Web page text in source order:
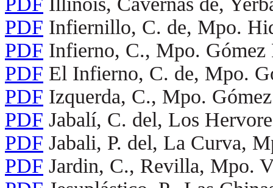
PDF Infiernillo, C. de, Mpo.
PDF Infierno, C., Mpo. Gómez
PDF El Infierno, C. de, Mpo.
PDF Izquerda, C., Mpo.
PDF Jabalí, C. del, Los
PDF Jabali, P. del, La Curva,
PDF Jardin, C., Revilla, Mpo.